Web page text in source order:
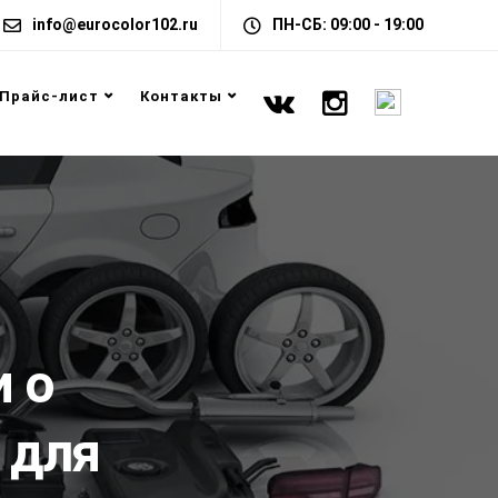
info@eurocolor102.ru ПН-СБ: 09:00 - 19:00
Прайс-лист Контакты
о